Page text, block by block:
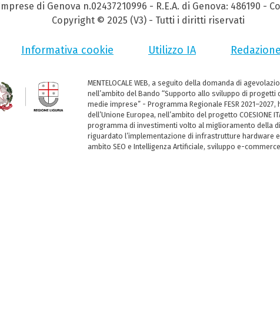
di Genova n.02437210996 - R.E.A. di Genova: 486190 -
Copyright © 2025 (V3) - Tutti i diritti riservati
Informativa cookie Utilizzo IA Redazione
MENTELOCALE WEB, a seguito della domanda di
nell’ambito del Bando “Supporto allo sviluppo di
medie imprese” - Programma Regionale FESR
dell’Unione Europea, nell’ambito del progetto COESIONE
programma di investimenti volto al miglioramento della
riguardato l’implementazione di infrastrutture hardware
ambito SEO e Intelligenza Artificiale, sviluppo e-commerce